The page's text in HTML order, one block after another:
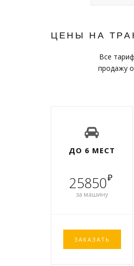
ЦЕНЫ НА
Все
продажу
ДО 6 МЕСТ
25850₽
за машину
ЗАКАЗАТЬ